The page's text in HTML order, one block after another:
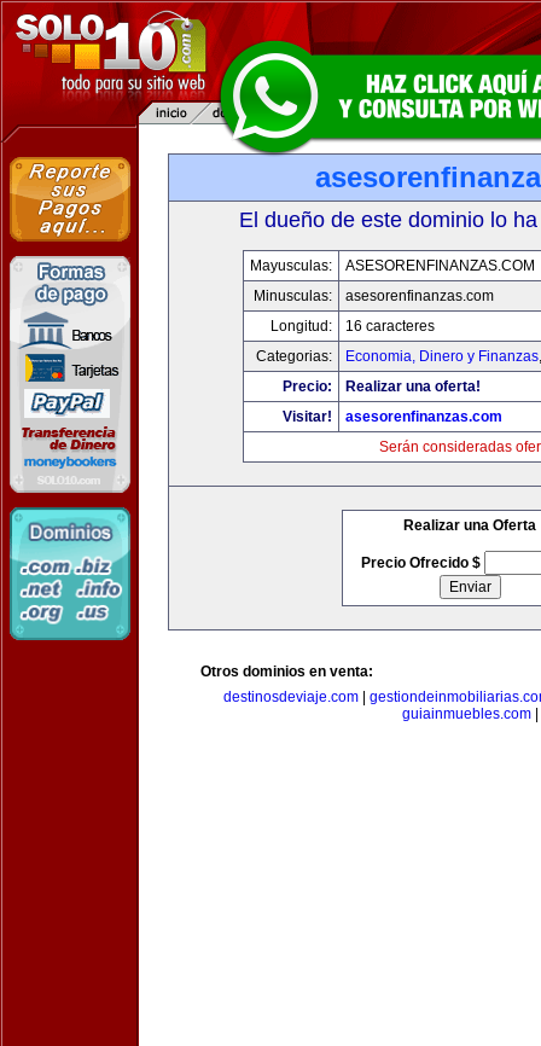
El dueño de este dominio lo
Mayusculas:
ASESORENFINANZAS.COM
Minusculas:
asesorenfinanzas.com
Longitud:
16 caracteres
Categorias:
Economia, Dinero y Finanzas
Precio:
Realizar una oferta!
Visitar!
asesorenfinanzas.com
Serán consideradas
Realizar una Oferta
Precio Ofrecido $
Otros dominios en venta:
destinosdeviaje.com|
guiainmuebles.com|